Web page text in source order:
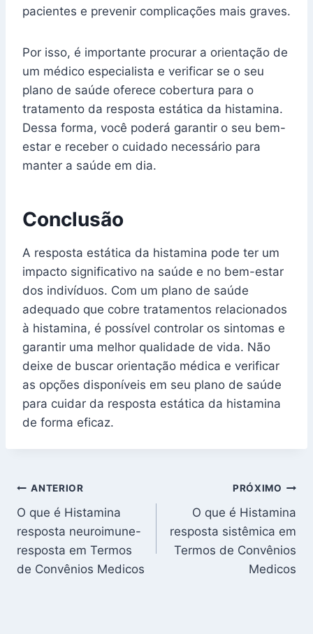
pacientes e prevenir complicações mais graves.
Por isso, é importante procurar a orientação de
um médico especialista e verificar se o seu
plano de saúde oferece cobertura para o
tratamento da resposta estática da histamina.
Dessa forma, você poderá garantir o seu bem-
estar e receber o cuidado necessário para
manter a saúde em dia.
Conclusão
A resposta estática da histamina pode ter um
impacto significativo na saúde e no bem-estar
dos indivíduos. Com um plano de saúde
adequado que cobre tratamentos relacionados
à histamina, é possível controlar os sintomas e
garantir uma melhor qualidade de vida. Não
deixe de buscar orientação médica e verificar
as opções disponíveis em seu plano de saúde
para cuidar da resposta estática da histamina
de forma eficaz.
Navegação
de
Post
ANTERIOR
O que é Histamina
resposta neuroimune-
resposta em Termos
de Convênios Medicos
PRÓXIMO
O que é Histamina
resposta sistêmica em
Termos de Convênios
Medicos